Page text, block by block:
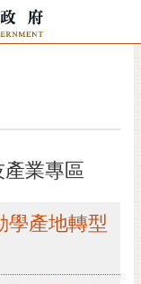
業專區
學產地轉型